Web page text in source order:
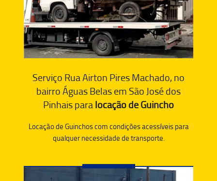
Serviço Rua Airton Pires Machado, no
bairro Águas Belas em São José dos
Pinhais paralocação de Guincho
Locação de Guinchos com condições acessíveis para
qualquer necessidade de transporte.